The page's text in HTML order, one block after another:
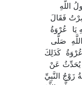
اللَّهِ
فَقَالَ
يَا ‏ ‏عُرْوَةُ
‏صَلَّى
‏كَذَلِكَ
‏يُحَدِّثُ عَنْ
زَوْجُ النَّبِيِّ